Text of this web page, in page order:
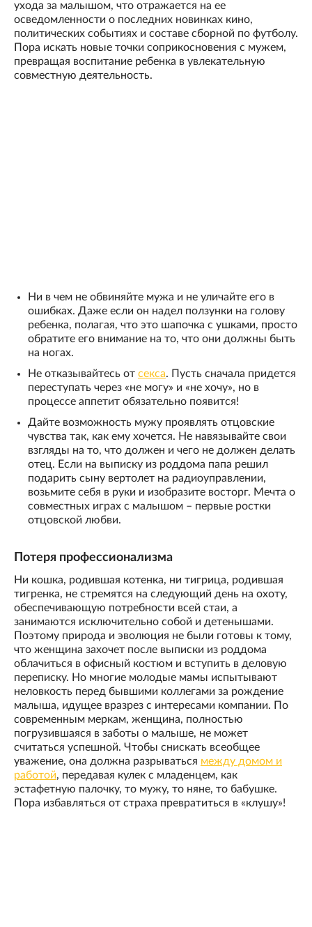
ухода за малышом, что отражается на ее
осведомленности о последних новинках кино,
политических событиях и составе сборной по футболу.
Пора искать новые точки соприкосновения с мужем,
превращая воспитание ребенка в увлекательную
совместную деятельность.
Ни в чем не обвиняйте мужа и не уличайте его в
ошибках. Даже если он надел ползунки на голову
ребенка, полагая, что это шапочка с ушками, просто
обратите его внимание на то, что они должны быть
на ногах.
Не отказывайтесь от секса. Пусть сначала придется
переступать через «не могу» и «не хочу», но в
процессе аппетит обязательно появится!
Дайте возможность мужу проявлять отцовские
чувства так, как ему хочется. Не навязывайте свои
взгляды на то, что должен и чего не должен делать
отец. Если на выписку из роддома папа решил
подарить сыну вертолет на радиоуправлении,
возьмите себя в руки и изобразите восторг. Мечта о
совместных играх с малышом – первые ростки
отцовской любви.
Потеря профессионализма
Ни кошка, родившая котенка, ни тигрица, родившая
тигренка, не стремятся на следующий день на охоту,
обеспечивающую потребности всей стаи, а
занимаются исключительно собой и детенышами.
Поэтому природа и эволюция не были готовы к тому,
что женщина захочет после выписки из роддома
облачиться в офисный костюм и вступить в деловую
переписку. Но многие молодые мамы испытывают
неловкость перед бывшими коллегами за рождение
малыша, идущее вразрез с интересами компании. По
современным меркам, женщина, полностью
погрузившаяся в заботы о малыше, не может
считаться успешной. Чтобы снискать всеобщее
уважение, она должна разрываться между домом и
работой, передавая кулек с младенцем, как
эстафетную палочку, то мужу, то няне, то бабушке.
Пора избавляться от страха превратиться в «клушу»!